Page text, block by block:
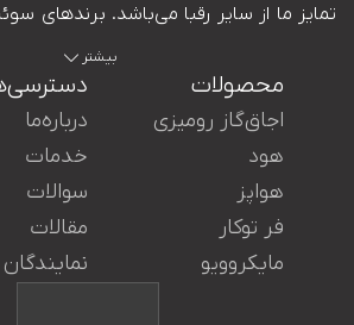
ایران در کنار شما هستند.
بیشتر
محصولات
اجاق‌گاز رومیزی
هود
هواپز
فر توکار
مایکروویو
درباره‌ما
خدمات
سوالات
مقالات
نمایندگان